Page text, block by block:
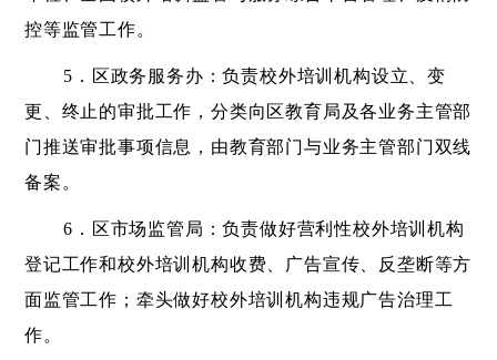
控等监管工作。
5．区政务服务办：负责校外培训机构设立、变
更、终止的审批工作，分类向区教育局及各业务主管部
门推送审批事项信息，由教育部门与业务主管部门双线
备案。
6．区市场监管局：负责做好营利性校外培训机构
登记工作和校外培训机构收费、广告宣传、反垄断等方
面监管工作；牵头做好校外培训机构违规广告治理工
作。